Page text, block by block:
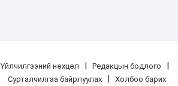
Үйлчилгээний нөхцөл | Редакцын бодлого |
Сурталчилгаа байрлуулах | Холбоо барих